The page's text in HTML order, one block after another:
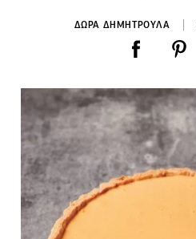
ΔΩΡΑ ΔΗΜΗΤΡΟΥΛΑ